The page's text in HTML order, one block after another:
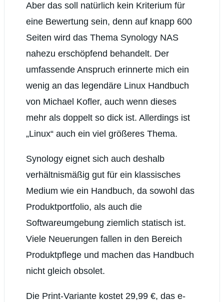
Aber das soll natürlich kein Kriterium für
eine Bewertung sein, denn auf knapp 600
Seiten wird das Thema Synology NAS
nahezu erschöpfend behandelt. Der
umfassende Anspruch erinnerte mich ein
wenig an das legendäre Linux Handbuch
von Michael Kofler, auch wenn dieses
mehr als doppelt so dick ist. Allerdings ist
„Linux“ auch ein viel größeres Thema.
Synology eignet sich auch deshalb
verhältnismäßig gut für ein klassisches
Medium wie ein Handbuch, da sowohl das
Produktportfolio, als auch die
Softwareumgebung ziemlich statisch ist.
Viele Neuerungen fallen in den Bereich
Produktpflege und machen das Handbuch
nicht gleich obsolet.
Die Print-Variante kostet 29,99 €, das e-